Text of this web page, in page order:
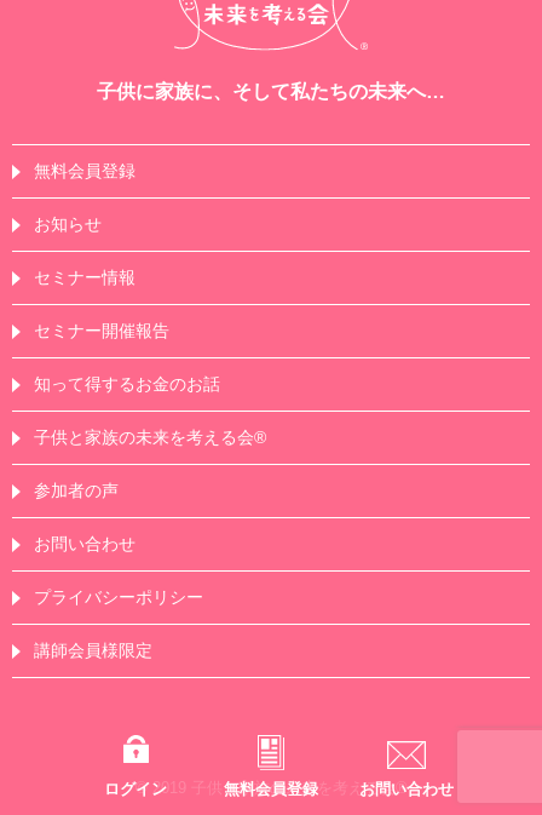
ログイン 無料会員登録 お問い合わせ
子供に家族に、そして私たちの未来へ…
無料会員登録
お知らせ
セミナー情報
セミナー開催報告
知って得するお金のお話
子供と家族の未来を考える会®
参加者の声
お問い合わせ
プライバシーポリシー
講師会員様限定
© 2019 子供と家族の未来を考える会®